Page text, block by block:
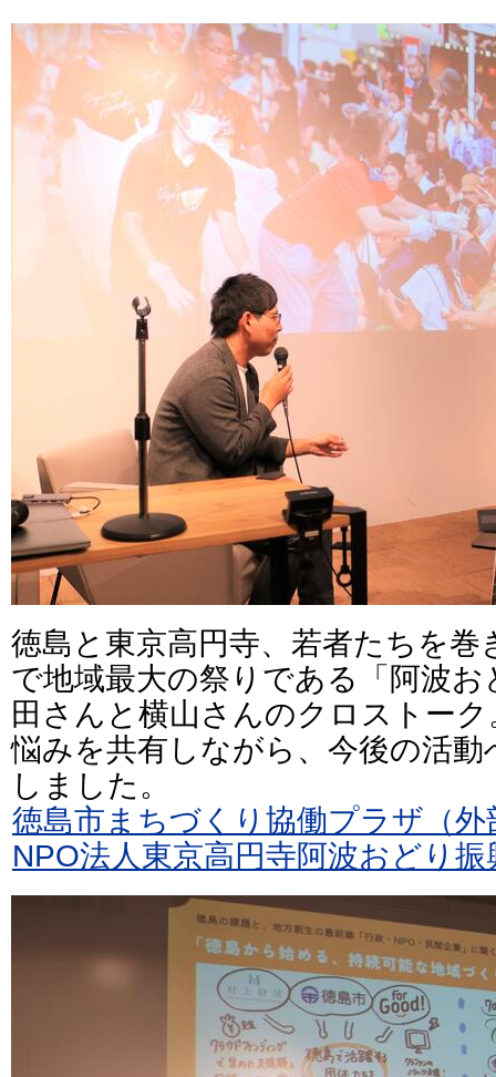
徳島と東京高円寺、若者たちを
で地域最大の祭りである「阿波
田さんと横山さんのクロストーク
悩みを共有しながら、今後の活
しました。
徳島市まちづくり協働プラザ（
NPO法人東京高円寺阿波おどり